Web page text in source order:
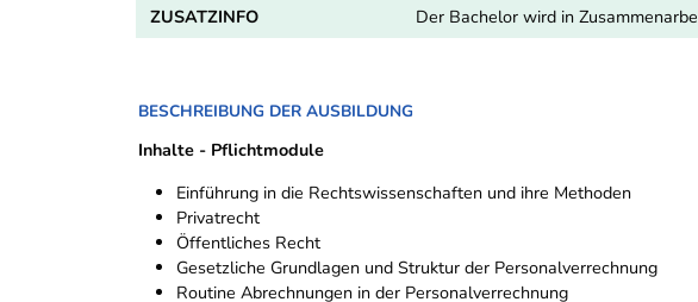
ZUSATZINFO Der Bachelor wird in
BESCHREIBUNG DER AUSBILDUNG
Inhalte - Pflichtmodule
Einführung in die Rechtswissenschaften und ihre Methoden
Privatrecht
Öffentliches Recht
Gesetzliche Grundlagen und Struktur der Personalverrechnung
Routine Abrechnungen in der Personalverrechnung